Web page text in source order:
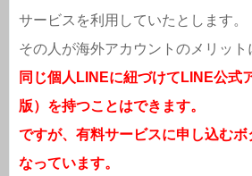
サービスを利用していたとします。
その人が海外アカウントのメリット
同じ個人LINEに紐づけてLINE公式
版）を持つことはできます。
ですが、有料サービスに申し込むボ
なっています。